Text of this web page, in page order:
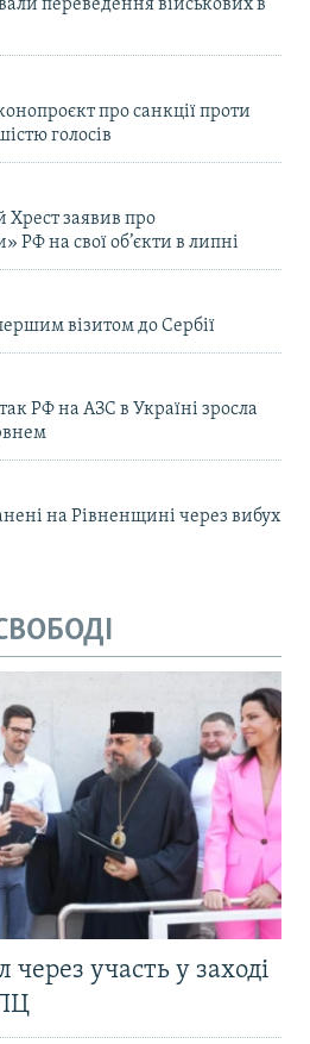
переведення військових в
про санкції проти
голосів
заявив про
РФ на свої об’єкти в липні
візитом до Сербії
РФ на АЗС в Україні зросла
на Рівненщині через вибух
через участь у заході